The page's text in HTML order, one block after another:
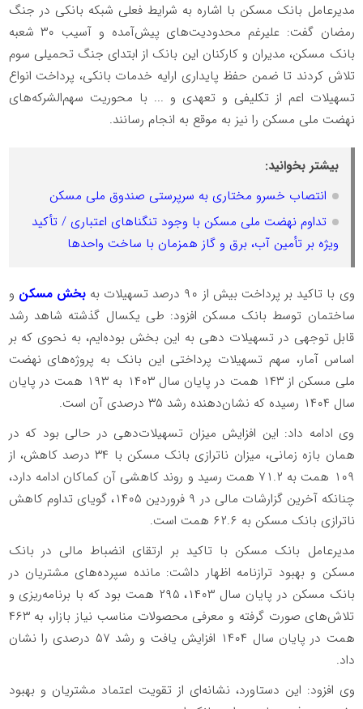
‌مدیرعامل بانک مسکن با اشاره به شرایط فعلی شبکه بانکی در جنگ‌
رمضان گفت: علیرغم محدودیت‌های پیش‌آمده و آسیب ۳۰ شعبه
بانک مسکن، مدیران و کارکنان این بانک از ابتدای جنگ تحمیلی سوم
تلاش کردند تا ضمن حفظ پایداری ارایه خدمات بانکی، پرداخت انواع
تسهیلات اعم از تکلیفی و تعهدی و ... با محوریت سهم‌الشرکه‌های
نهضت ملی مسکن را نیز به موقع به انجام رسانند.
بیشتر بخوانید:
انتصاب خسرو مختاری به سرپرستی صندوق ملی مسکن
تداوم نهضت ملی مسکن با وجود تنگناهای اعتباری / تأکید
ویژه بر تأمین آب، برق و گاز همزمان با ساخت واحدها
وی با تاکید بر پرداخت بیش از ۹۰ درصد تسهیلات به بخش مسکن و
ساختمان توسط بانک مسکن افزود: طی یکسال گذشته شاهد رشد
قابل توجهی در تسهیلات دهی به این بخش بوده‌ایم، به نحوی که بر
اساس آمار، سهم تسهیلات پرداختی این بانک به پروژه‌های نهضت
ملی مسکن از ۱۴۳ همت در پایان سال ۱۴۰۳ به ۱۹۳ همت در پایان
سال ۱۴۰۴ رسیده که نشان‌دهنده رشد ۳۵ درصدی آن است.
وی ادامه داد: این افزایش میزان تسهیلات‌دهی در حالی بود که در
همان بازه زمانی، میزان ناترازی بانک مسکن با ۳۴ درصد کاهش، از
۱۰۹ همت به ۷۱.۲ همت رسید و روند کاهشی آن کماکان ادامه دارد،
چنانکه آخرین گزارشات مالی در ۹ فروردین ۱۴۰۵، گویای تداوم کاهش
ناترازی بانک مسکن به ۶۲.۶ همت است.
‌مدیرعامل بانک مسکن با تاکید بر ارتقای انضباط مالی در بانک
مسکن و بهبود ترازنامه اظهار داشت: مانده سپرده‌های مشتریان در
بانک مسکن در پایان سال ۱۴۰۳، ۲۹۵ همت بود که با برنامه‌ریزی و
تلاش‌های صورت گرفته و معرفی محصولات مناسب نیاز بازار، به ۴۶۳
همت در پایان سال ۱۴۰۴ افزایش یافت و رشد ۵۷ درصدی را نشان
داد.
وی افزود: این دستاورد، نشانه‌ای از تقویت اعتماد مشتریان و بهبود